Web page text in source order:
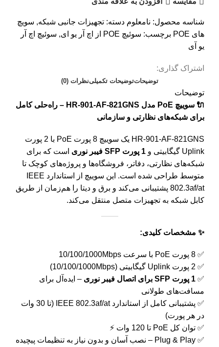
شناسه محصول: نامعلوم دسته: تجهیزات جانبی شبکه, سویچ
های POE
برچسب: سوئیچ POE از اچ آر یو ای , سوئیچ اچ آر
یو آی
اشتراک گذاری:
توضیحاتتوضیحات تکمیلینظرات (0)
توضیحات
🔌 سوییچ PoE مدل HR-901-AF-821GNS – راه‌حلی کامل
برای شبکه‌های نظارتی و سازمانی
HR-901-AF-821GNS یک سوییچ 8 پورت PoE با 2 پورت
Uplink گیگابیتی و
1 پورت SFP فیبر نوری
است که برای
شبکه‌های نظارتی، دفاتر، فروشگاه‌ها و پروژه‌های کوچک تا
متوسط طراحی شده است. این سوییچ از استاندارد IEEE
802.3af/at پشتیبانی می‌کند و برق و دیتا را هم‌زمان از طریق
کابل شبکه به تجهیزات متصل منتقل می‌کند.
✨ مشخصات کلیدی:
✅ 8 پورت PoE با سرعت 10/100/1000Mbps
✅ 2 پورت Uplink گیگابیتی (10/100/1000Mbps)
✅ 1 پورت SFP برای اتصال فیبر نوری
– ایده‌آل برای
مسافت‌های طولانی
✅ پشتیبانی کامل از استاندارد IEEE 802.3af/at (تا 30 وات
در هر پورت)
✅ توان کل PoE تا 120 وات ⚡
✅ Plug & Play – نصب آسان و بدون نیاز به تنظیمات پیچیده